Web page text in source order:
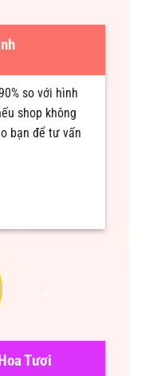
so với hình
shop không
bạn để tư vấn
Tươi